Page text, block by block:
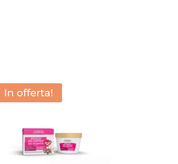
In offerta!